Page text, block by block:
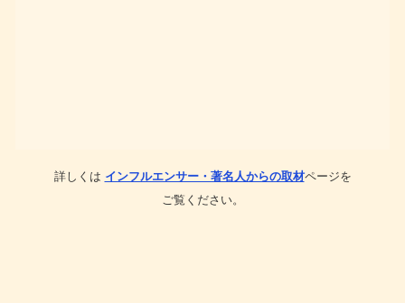
詳しくは インフルエンサー・著名人からの取材ページを
ご覧ください。